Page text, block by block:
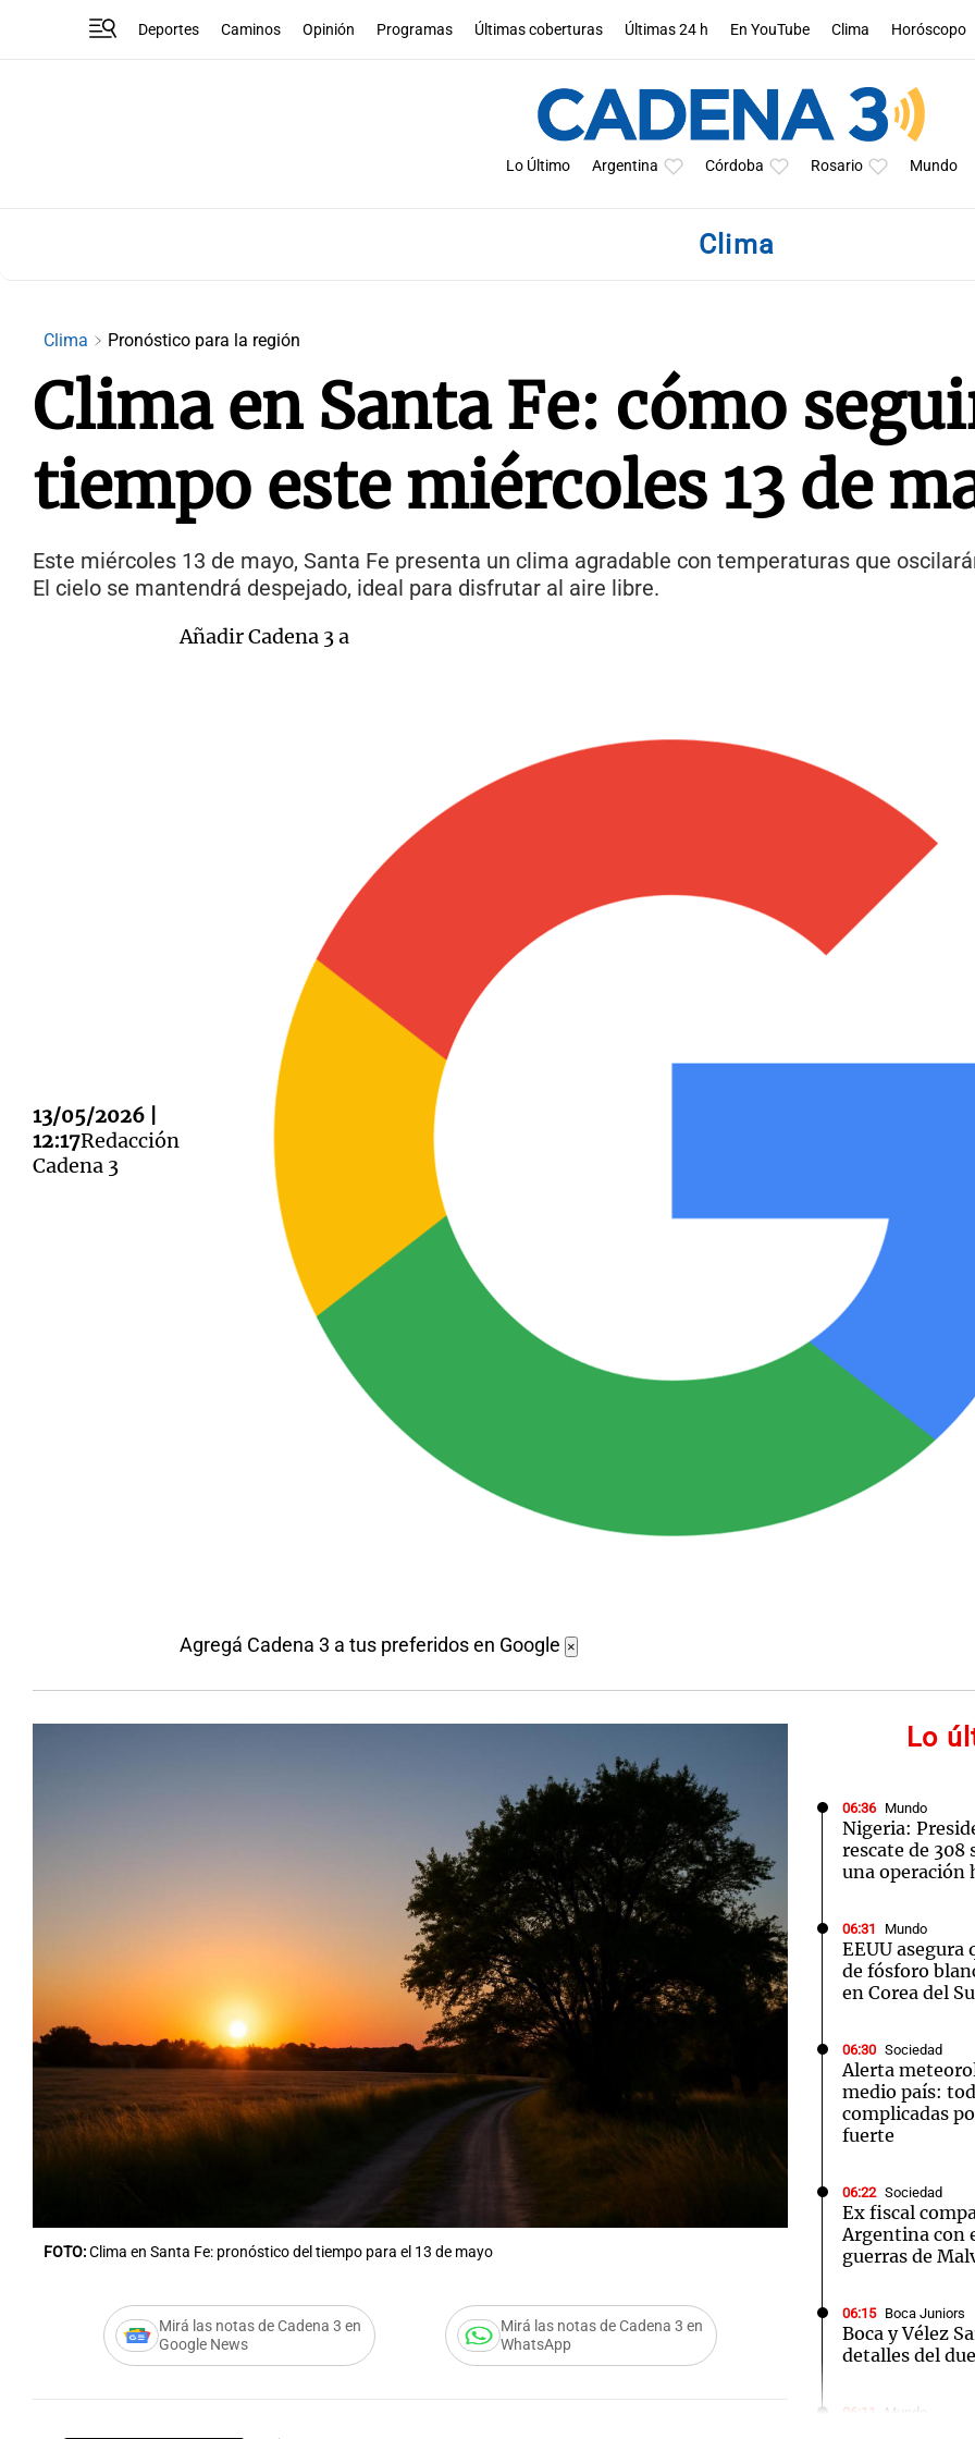
Deportes Caminos Opinión Programas Últimas coberturas Últimas 24 h En YouTube Clima Horóscopo
Lo Último Argentina Córdoba Rosario Mundo
Clima
Clima Pronóstico para la región
Clima en Santa Fe: cómo
tiempo este miércoles 13 de
Este miércoles 13 de mayo, Santa Fe presenta un clima agradable con temperaturas que
El cielo se mantendrá despejado, ideal para disfrutar al aire libre.
13/05/2026 |
12:17Redacción
Cadena 3
Añadir Cadena 3 a
Agregá Cadena 3 a tus preferidos en Google ×
FOTO:Clima en Santa Fe: pronóstico del tiempo para el 13 de mayo
Mirá las notas de Cadena 3 en
Google News
Mirá las notas de Cadena 3 en
WhatsApp
Lo
06:36 Mundo
Nigeria:
rescate de 308
una operación
06:31 Mundo
EEUU asegura
de fósforo
en Corea del
06:30 Sociedad
Alerta
medio país:
complicadas
fuerte
06:22 Sociedad
Ex fiscal
Argentina con
guerras de
06:15 Boca Juniors
Boca y Vélez
detalles del
06:11 Mundo
Audio.
Notas
Editorial
Notas
Mundial 2026 Cadena 3